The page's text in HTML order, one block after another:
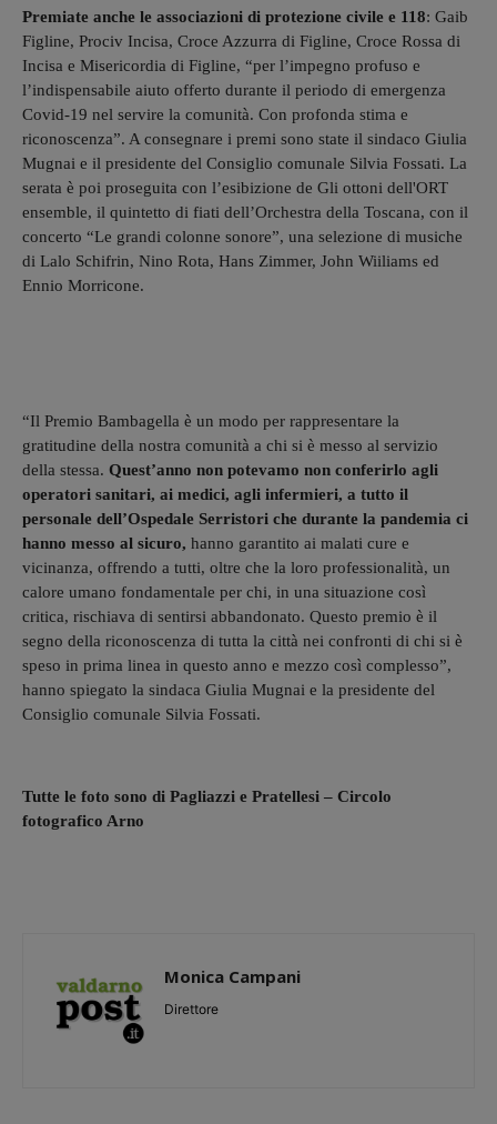
Premiate anche le associazioni di protezione civile e 118: Gaib
Figline, Prociv Incisa, Croce Azzurra di Figline, Croce Rossa di
Incisa e Misericordia di Figline, “per l’impegno profuso e
l’indispensabile aiuto offerto durante il periodo di emergenza
Covid-19 nel servire la comunità. Con profonda stima e
riconoscenza”. A consegnare i premi sono state il sindaco Giulia
Mugnai e il presidente del Consiglio comunale Silvia Fossati. La
serata è poi proseguita con l’esibizione de Gli ottoni dell'ORT
ensemble, il quintetto di fiati dell’Orchestra della Toscana, con il
concerto “Le grandi colonne sonore”, una selezione di musiche
di Lalo Schifrin, Nino Rota, Hans Zimmer, John Wiiliams ed
Ennio Morricone.
“Il Premio Bambagella è un modo per rappresentare la
gratitudine della nostra comunità a chi si è messo al servizio
della stessa. Quest’anno non potevamo non conferirlo agli
operatori sanitari, ai medici, agli infermieri, a tutto il
personale dell’Ospedale Serristori che durante la pandemia ci
hanno messo al sicuro, hanno garantito ai malati cure e
vicinanza, offrendo a tutti, oltre che la loro professionalità, un
calore umano fondamentale per chi, in una situazione così
critica, rischiava di sentirsi abbandonato. Questo premio è il
segno della riconoscenza di tutta la città nei confronti di chi si è
speso in prima linea in questo anno e mezzo così complesso”,
hanno spiegato la sindaca Giulia Mugnai e la presidente del
Consiglio comunale Silvia Fossati.
Tutte le foto sono di Pagliazzi e Pratellesi – Circolo
fotografico Arno
Monica Campani
Direttore